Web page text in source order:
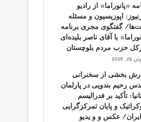
«پانوراما» از رادیو
اپوزیسیون و مسئله
گفتگوی مجری برنامه
با آقای ناصر بلیده‌ای
حزب مردم بلوچستان
29, 2026
بخشی از سخنرانی
رحیم بندویی در پارلمان
تأکید بر فدرالیسم
و پایان تمرکزگرایی
عکس و و یدیو